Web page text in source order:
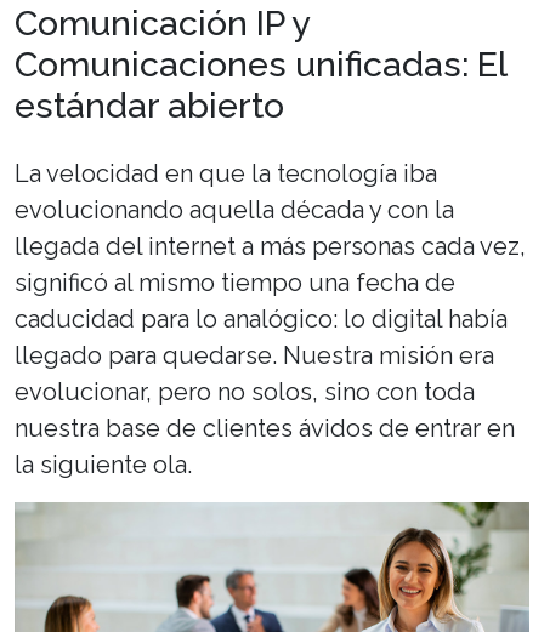
Comunicación IP y
Comunicaciones unificadas: El
estándar abierto
La velocidad en que la tecnología iba
evolucionando aquella década y con la
llegada del internet a más personas cada vez,
significó al mismo tiempo una fecha de
caducidad para lo analógico: lo digital había
llegado para quedarse. Nuestra misión era
evolucionar, pero no solos, sino con toda
nuestra base de clientes ávidos de entrar en
la siguiente ola.